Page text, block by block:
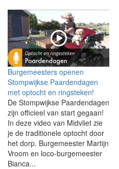
Burgemeesters openen
Stompwijkse Paardendagen
met optocht en ringsteken!
De Stompwijkse Paardendagen
zijn officieel van start gegaan!
In deze video van Midvliet zie
je de traditionele optocht door
het dorp. Burgemeester Martijn
Vroom en loco-burgemeester
Bianca...